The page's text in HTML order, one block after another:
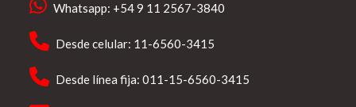
Whatsapp: +54 9 11 2567-3840
Desde celular: 11-6560-3415
Desde línea fija: 011-15-6560-3415